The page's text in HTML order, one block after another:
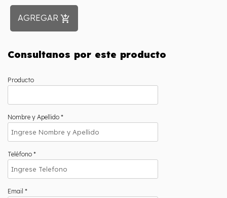
AGREGAR add_shopping_cart
Consultanos por este producto
Producto
Nombre y Apellido *
Teléfono *
Email *